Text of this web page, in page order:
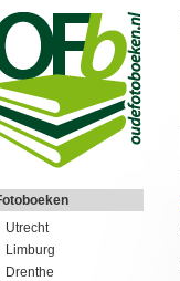
Utrecht
Limburg
Drenthe